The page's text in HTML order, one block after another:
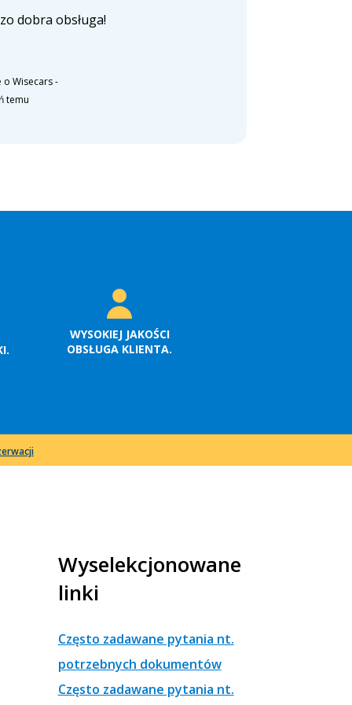
dobra obsługa!
o Wisecars-
temu
WYSOKIEJ JAKOŚCI
OBSŁUGA KLIENTA.
Wyselekcjonowane
linki
Często zadawane pytania nt.
potrzebnych dokumentów
Często zadawane pytania nt.